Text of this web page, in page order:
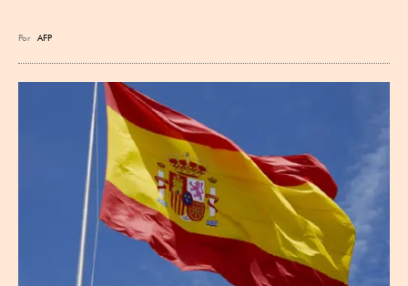
Por AFP